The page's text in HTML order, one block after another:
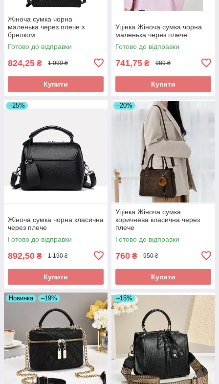
Жіноча сумка чорна
маленька через плече з
брелком
Готово до відправки
824,25 ₴ 1 099 ₴
Купити
Уцінка Жіноча сумка чорна
маленька через плече
Готово до відправки
741,75 ₴ 989 ₴
Купити
–25%
Жіноча сумка чорна класична
через плече
Готово до відправки
892,50 ₴ 1 190 ₴
Купити
–20%
Уцінка Жіноча сумка
коричнева класична через
плече
Готово до відправки
760 ₴ 950 ₴
Купити
Новинка –19% –15%